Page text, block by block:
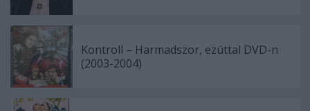
Kontroll – Harmadszor, ezúttal DVD-n
(2003-2004)